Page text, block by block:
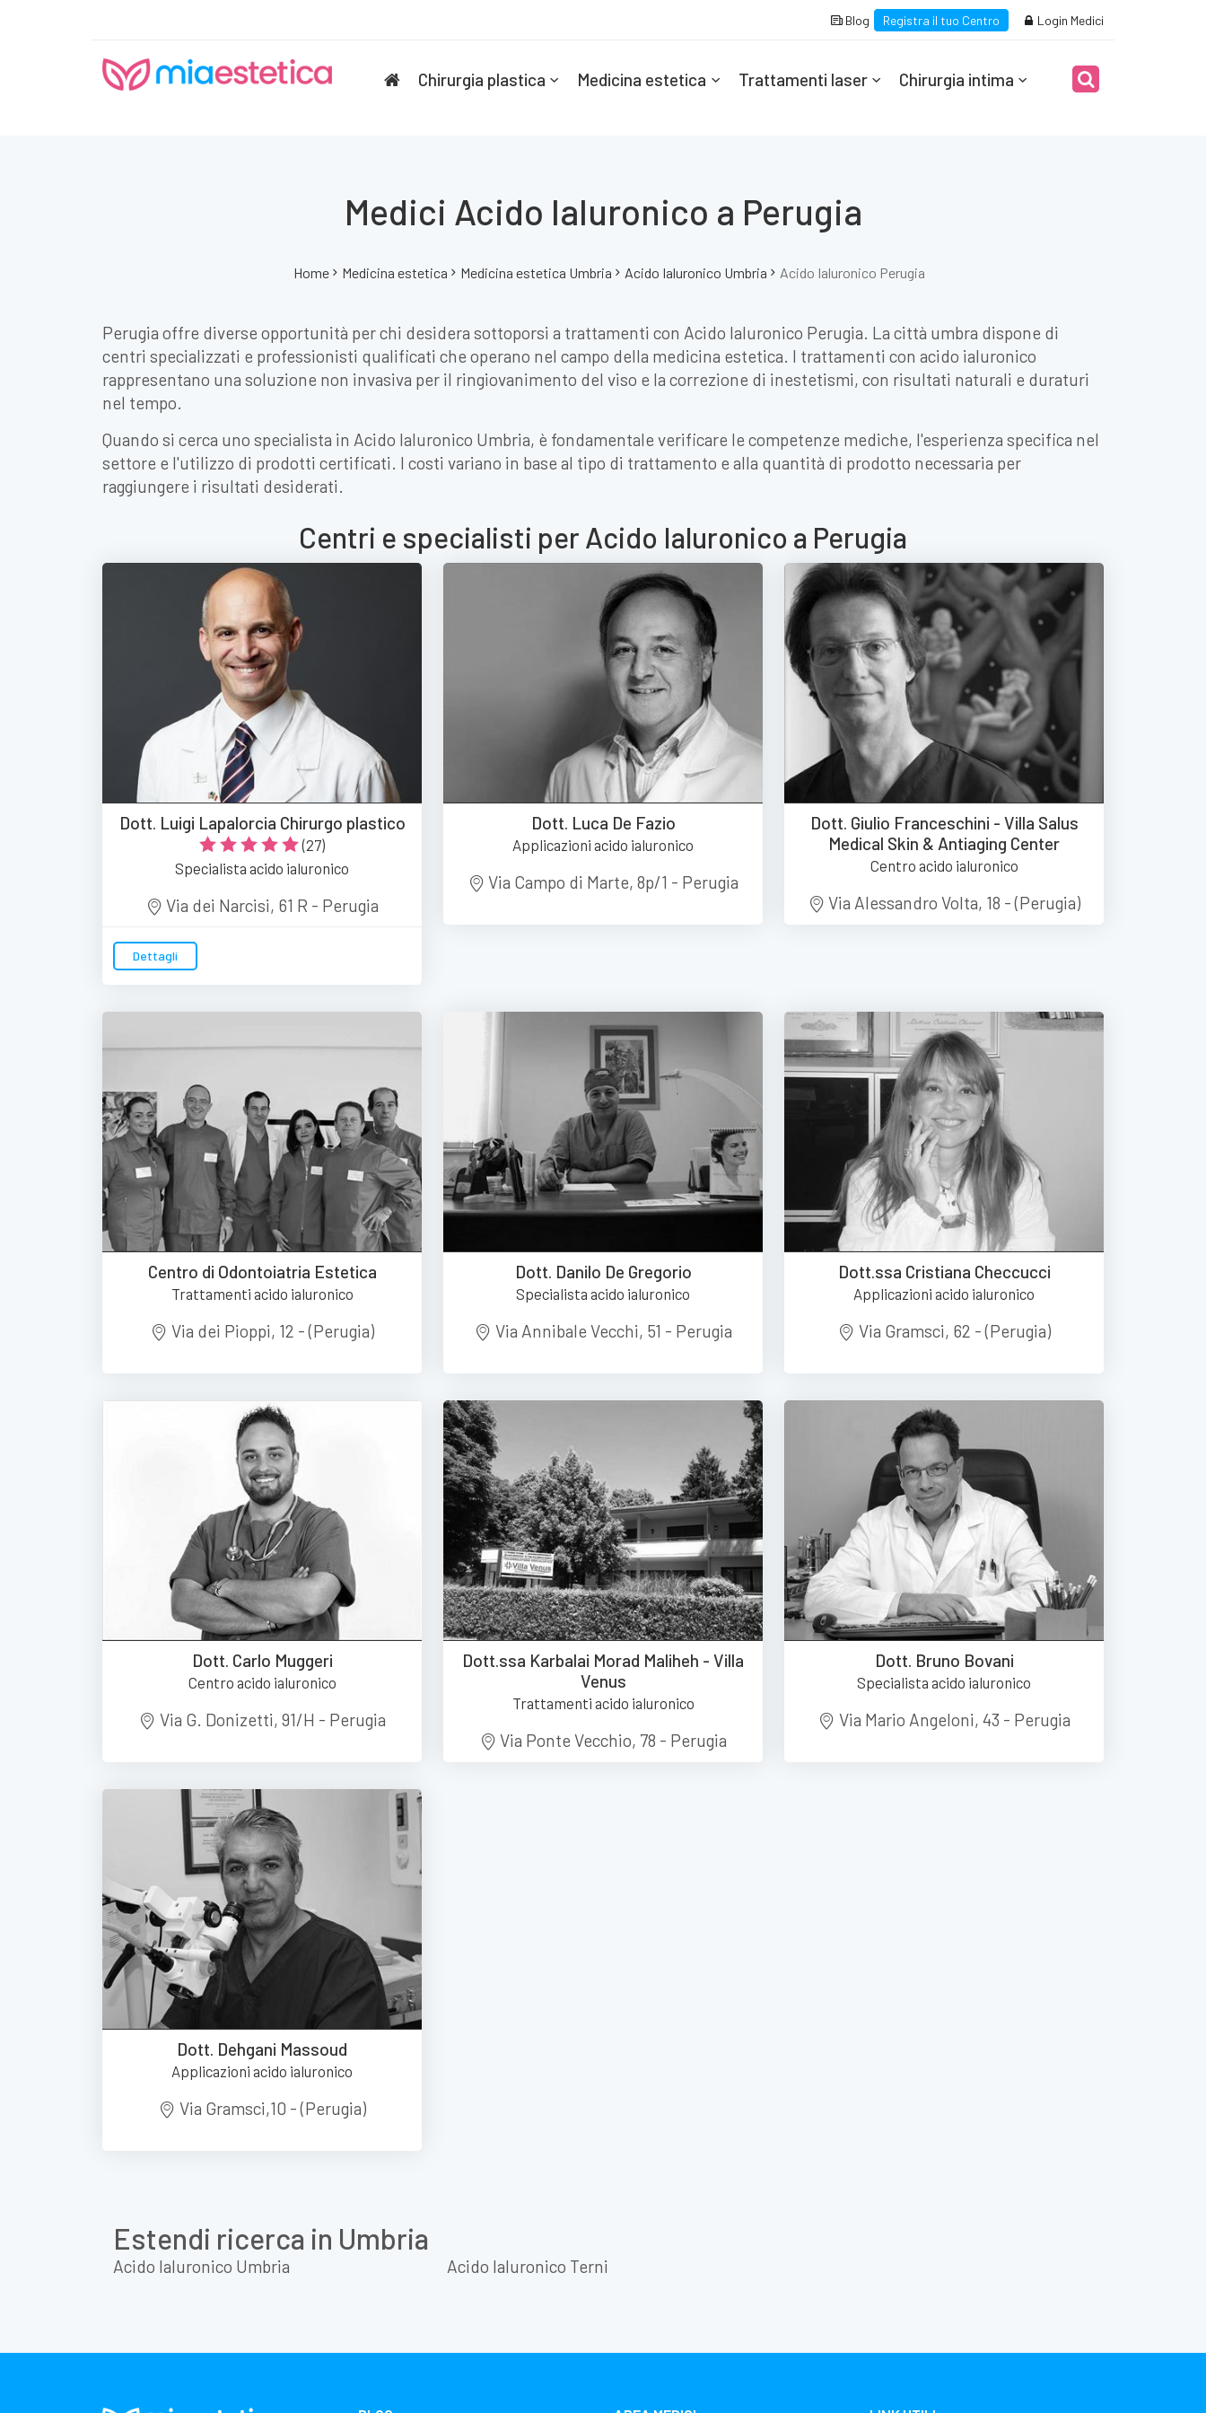
Blog Registra il tuo Centro Login Medici
Chirurgia plastica Medicina estetica Trattamenti laser Chirurgia intima
Medici Acido Ialuronico a Perugia
Home Medicina estetica Medicina estetica Umbria Acido Ialuronico Umbria Acido Ialuronico Perugia
Perugia offre diverse opportunità per chi desidera sottoporsi a trattamenti con Acido Ialuronico Perugia. La città umbra dispone di
centri specializzati e professionisti qualificati che operano nel campo della medicina estetica. I trattamenti con acido ialuronico
rappresentano una soluzione non invasiva per il ringiovanimento del viso e la correzione di inestetismi, con risultati naturali e duraturi
nel tempo.
Quando si cerca uno specialista in Acido Ialuronico Umbria, è fondamentale verificare le competenze mediche, l'esperienza specifica nel
settore e l'utilizzo di prodotti certificati. I costi variano in base al tipo di trattamento e alla quantità di prodotto necessaria per
raggiungere i risultati desiderati.
Centri e specialisti per Acido Ialuronico a Perugia
Dott. Luigi Lapalorcia Chirurgo plastico
(27)
Specialista acido ialuronico
Via dei Narcisi, 61 R - Perugia
Dettagli
Dott. Luca De Fazio
Applicazioni acido ialuronico
Via Campo di Marte, 8p/1 - Perugia
Dott. Giulio Franceschini - Villa Salus
Medical Skin & Antiaging Center
Centro acido ialuronico
Via Alessandro Volta, 18 - (Perugia)
Centro di Odontoiatria Estetica
Trattamenti acido ialuronico
Via dei Pioppi, 12 - (Perugia)
Dott. Danilo De Gregorio
Specialista acido ialuronico
Via Annibale Vecchi, 51 - Perugia
Dott.ssa Cristiana Checcucci
Applicazioni acido ialuronico
Via Gramsci, 62 - (Perugia)
Dott. Carlo Muggeri
Centro acido ialuronico
Via G. Donizetti, 91/H - Perugia
Dott.ssa Karbalai Morad Maliheh - Villa
Venus
Trattamenti acido ialuronico
Via Ponte Vecchio, 78 - Perugia
Dott. Bruno Bovani
Specialista acido ialuronico
Via Mario Angeloni, 43 - Perugia
Dott. Dehgani Massoud
Applicazioni acido ialuronico
Via Gramsci,10 - (Perugia)
Estendi ricerca in Umbria
Acido Ialuronico Umbria Acido Ialuronico Terni